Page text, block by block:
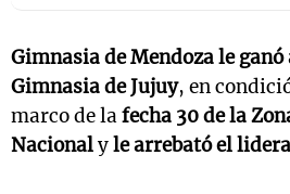
Gimnasia de Mendoza le
Gimnasia de Jujuy, en
marco de lafecha 30 de la
Nacionalyle arrebató el